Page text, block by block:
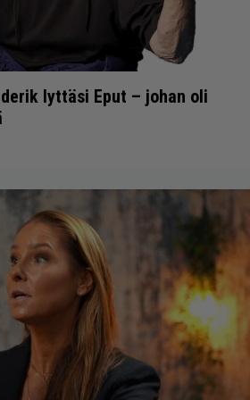
lyttäsi Eput – johan oli